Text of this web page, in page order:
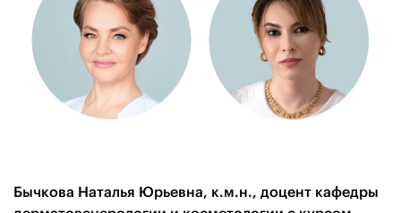
Бычкова Наталья Юрьевна, к.м.н., доцент кафедры